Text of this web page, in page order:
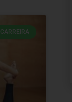
CARREIRA